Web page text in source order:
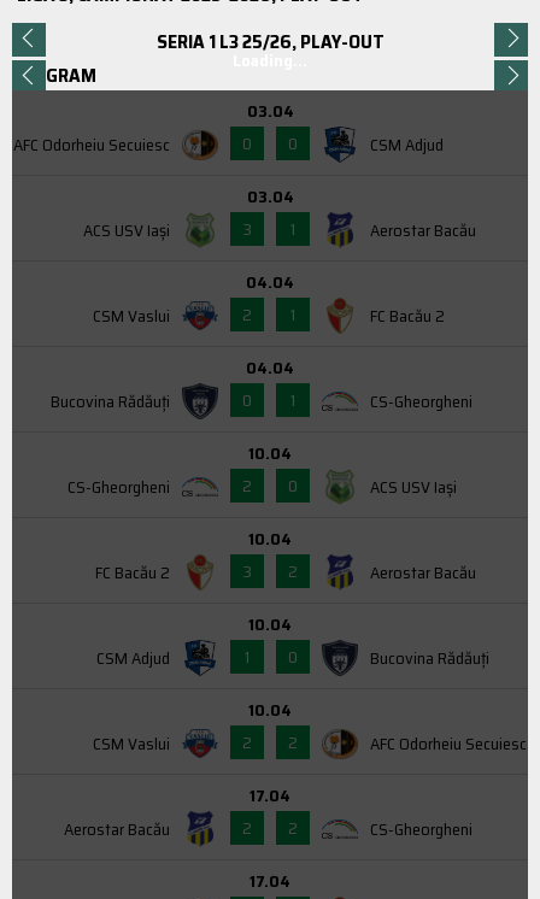
SERIA 1 L3 25/26, PLAY-OUT
PROGRAM
AFC Odorheiu Secuiesc
03.04
0
0 CSM Adjud
ACS USV Iaşi
03.04
3
1 Aerostar Bacău
CSM Vaslui
04.04
2
1 FC Bacău 2
Bucovina Rădăuți
04.04
0
1 CS-Gheorgheni
CS-Gheorgheni
10.04
2
0 ACS USV Iaşi
FC Bacău 2
10.04
3
2 Aerostar Bacău
CSM Adjud
10.04
1
0 Bucovina Rădăuți
CSM Vaslui
10.04
2
2 AFC Odorheiu Secuiesc
Aerostar Bacău
17.04
2
2 CS-Gheorgheni
17.04